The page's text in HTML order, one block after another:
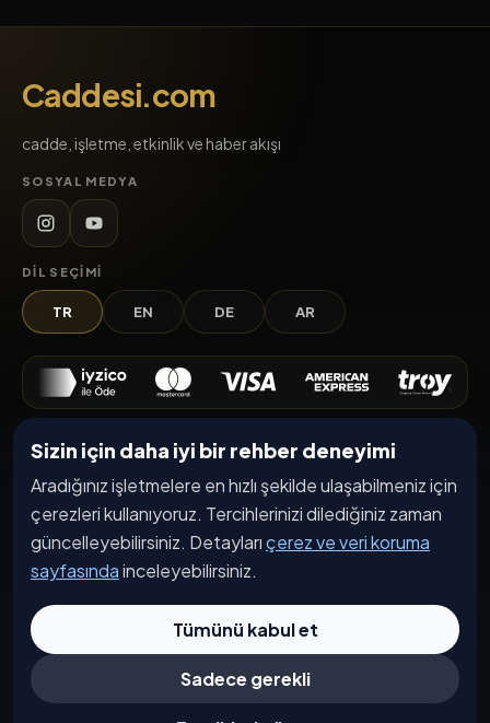
Sizin için daha iyi bir rehber deneyimi
Aradığınız işletmelere en hızlı şekilde ulaşabilmeniz için
çerezleri kullanıyoruz. Tercihlerinizi dilediğiniz zaman
güncelleyebilirsiniz. Detaylarıçerez ve veri koruma
sayfasındainceleyebilirsiniz.
Tümünü kabul et
Sadece gerekli
Caddesi.com
cadde, işletme, etkinlik ve haber akışı
SOSYAL MEDYA
DIL SEÇIMI
TR EN DE AR
Keşfet
İşletmeler
Etkinlikler
Kampanyalar
İşletme Başvurusu
Kurumsal